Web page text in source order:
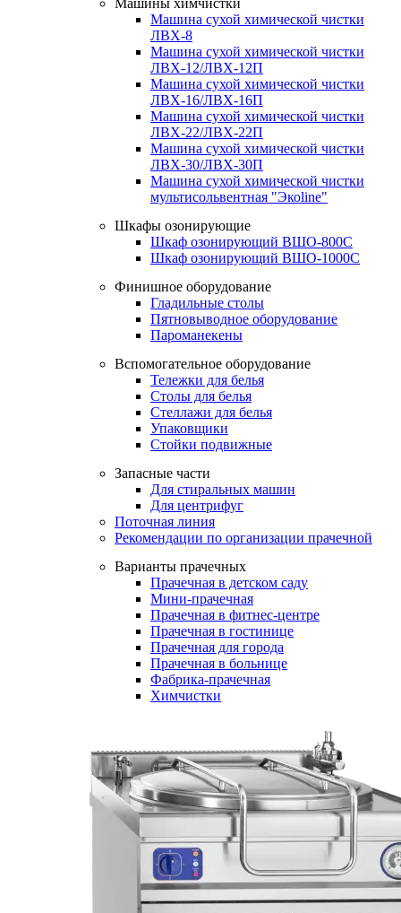
Машины химчистки
Машина сухой химической чистки
ЛВХ-8
Машина сухой химической чистки
ЛВХ-12/ЛВХ-12П
Машина сухой химической чистки
ЛВХ-16/ЛВХ-16П
Машина сухой химической чистки
ЛВХ-22/ЛВХ-22П
Машина сухой химической чистки
ЛВХ-30/ЛВХ-30П
Машина сухой химической чистки
мультисольвентная "Экоline"
Шкафы озонирующие
Шкаф озонирующий ВШО-800С
Шкаф озонирующий ВШО-1000С
Финишное оборудование
Гладильные столы
Пятновыводное оборудование
Пароманекены
Вспомогательное оборудование
Тележки для белья
Столы для белья
Стеллажи для белья
Упаковщики
Стойки подвижные
Запасные части
Для стиральных машин
Для центрифуг
Поточная линия
Рекомендации по организации прачечной
Варианты прачечных
Прачечная в детском саду
Мини-прачечная
Прачечная в фитнес-центре
Прачечная в гостинице
Прачечная для города
Прачечная в больнице
Фабрика-прачечная
Химчистки